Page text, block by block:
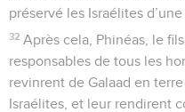
préservé les Israélites
32 Après cela, Phinéas, le
responsables de tous les
revinrent de Galaad en
Israélites, et leur rendirent